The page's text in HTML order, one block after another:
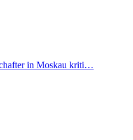
in Moskau kriti…